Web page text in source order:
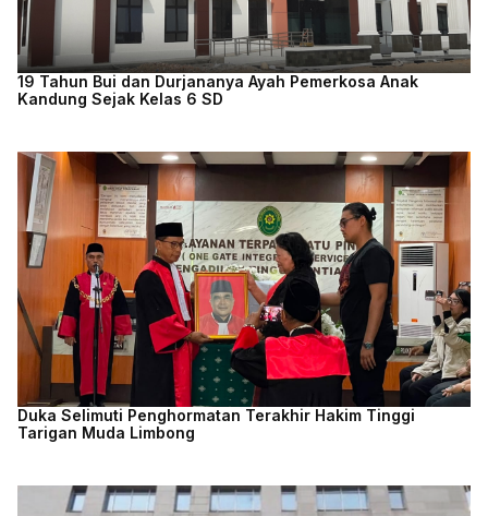
19 Tahun Bui dan Durjananya Ayah Pemerkosa Anak
Kandung Sejak Kelas 6 SD
Duka Selimuti Penghormatan Terakhir Hakim Tinggi
Tarigan Muda Limbong